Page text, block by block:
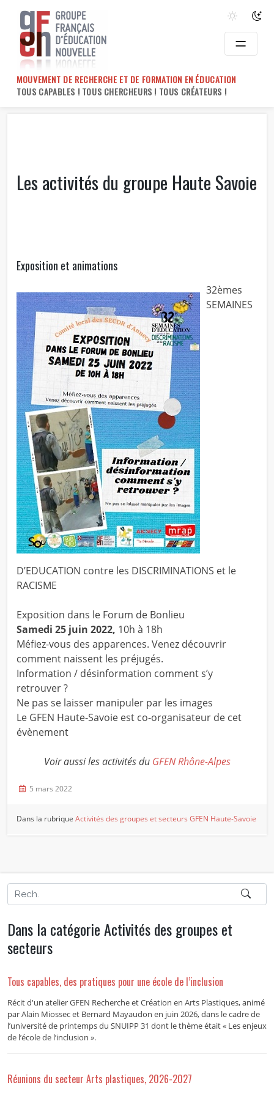
content
MOUVEMENT DE RECHERCHE ET DE FORMATION EN ÉDUCATION
TOUS CAPABLES ! TOUS CHERCHEURS ! TOUS CRÉATEURS !
Les activités du groupe Haute Savoie
Exposition et animations
32èmes
SEMAINES
D’EDUCATION contre les DISCRIMINATIONS et le
RACISME
Exposition dans le Forum de Bonlieu
Samedi 25 juin 2022, 10h à 18h
Méfiez-vous des apparences. Venez découvrir
comment naissent les préjugés.
Information / désinformation comment s’y
retrouver ?
Ne pas se laisser manipuler par les images
Le GFEN Haute-Savoie est co-organisateur de cet
évènement
Voir aussi les activités du GFEN Rhône-Alpes
5 mars 2022
Dans la rubriqueActivités des groupes et secteurs GFEN Haute-Savoie
Dans la catégorie Activités des groupes et
secteurs
Tous capables, des pratiques pour une école de l’inclusion
Récit d'un atelier GFEN Recherche et Création en Arts Plastiques, animé
par Alain Miossec et Bernard Mayaudon en juin 2026, dans le cadre de
l’université de printemps du SNUIPP 31 dont le thème était « Les enjeux
de l’école de l’inclusion ».
Réunions du secteur Arts plastiques, 2026-2027